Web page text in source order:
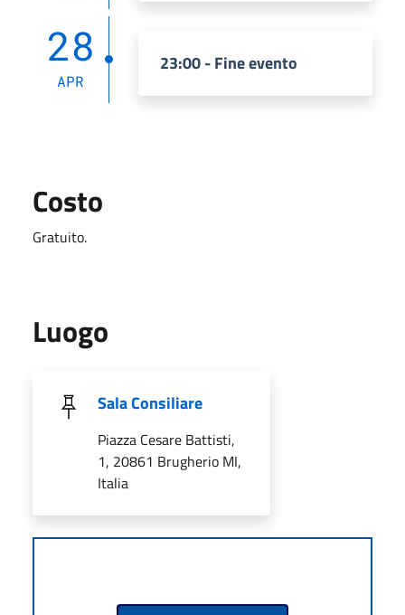
28
APR
23:00 - Fine evento
Costo
Gratuito.
Luogo
Sala Consiliare
Piazza Cesare Battisti,
1, 20861 Brugherio MI,
Italia